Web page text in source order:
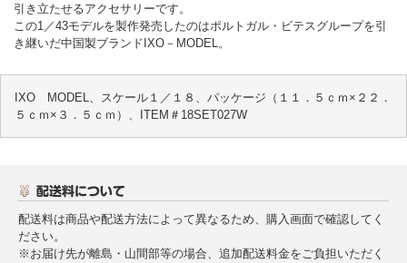
引き立たせるアクセサリーです。
この1／43モデルを製作発売したのはポルトガル・ビテスグループを引
き継いだ中国製ブランドIXO－MODEL。
IXO MODEL、スケール１／１８、パッケージ（１１．５ｃｍ×２２．
５ｃｍ×３．５ｃｍ）、ITEM＃18SET027W
配送料は商品や配送方法によって異なるため、購入画面で確認してく
ださい。
※お届け先が離島・山間部等の場合、追加配送料金をご負担いただく